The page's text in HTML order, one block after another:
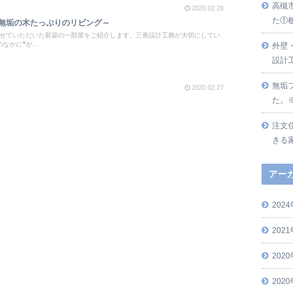
2020.02.28
垢の木たっぷりのリビング～
ていただいた新築の一部屋をご紹介します。三善設計工務が大切にしてい
かに❞が...
2020.02.27
高槻
た①
外壁
設計
無垢
た。
注文
きる
アー
2024
2021
2020
2020